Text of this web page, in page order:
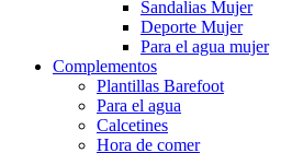
Sandalias Mujer
Deporte Mujer
Para el agua mujer
Complementos
Plantillas Barefoot
Para el agua
Calcetines
Hora de comer